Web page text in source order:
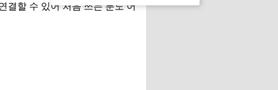
결할 수 있어 처음 쓰는 분도 어